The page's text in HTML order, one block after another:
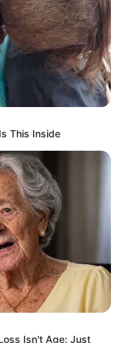
This Inside
Isn't Age: Just